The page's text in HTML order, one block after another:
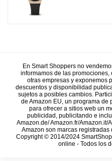
En Smart Shoppers no
informamos de las
otras empresas y exponemos
descuentos y disponibilidad
sujetos a posibles cambios.
de Amazon EU, un programa
para ofrecer a sitios web un
publicidad, publicitando e
Amazon.de/ Amazon.fr/Amazon.it/
Amazon son marcas registradas
Copyright © 2014/2024
online - Todos los